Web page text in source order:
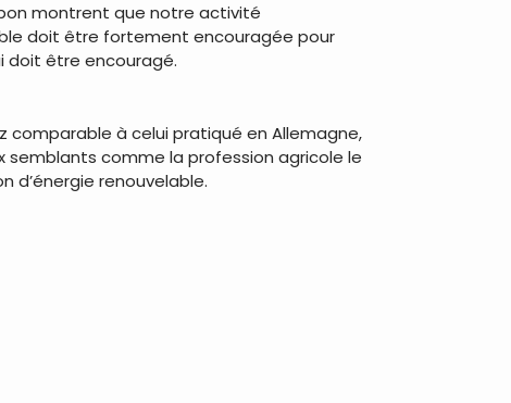
montrent que notre activité
doit être fortement encouragée pour
doit être encouragé.
comparable à celui pratiqué en Allemagne,
semblants comme la profession agricole le
d’énergie renouvelable.